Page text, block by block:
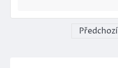
StránkováníPředchozí